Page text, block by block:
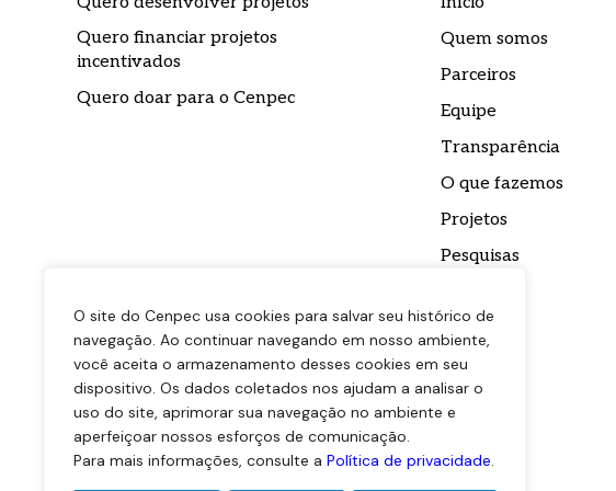
O site do Cenpec usa cookies para salvar seu histórico de
navegação. Ao continuar navegando em nosso ambiente,
você aceita o armazenamento desses cookies em seu
dispositivo. Os dados coletados nos ajudam a analisar o
uso do site, aprimorar sua navegação no ambiente e
aperfeiçoar nossos esforços de comunicação.
Para mais informações, consulte a Política de privacidade.
Quero financiar projetos
incentivados
Quero doar para o Cenpec
Quem somos
Parceiros
Equipe
Transparência
O que fazemos
Projetos
Pesquisas
Contato
Biblioteca